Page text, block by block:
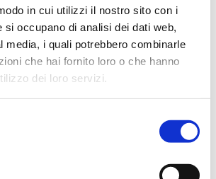
in cui utilizzi il nostro sito con i
si occupano di analisi dei dati web,
media, i quali potrebbero combinarle
che hai fornito loro o che hanno
dei loro servizi.
a fogli mobili gli atti del primo
ha approfondito i temi come la